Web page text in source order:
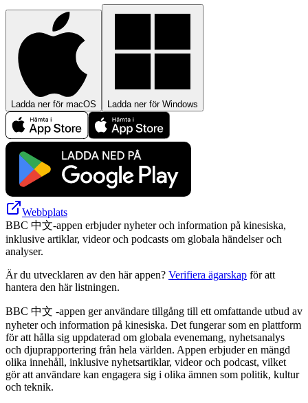
Ladda ner för macOS Ladda ner för Windows
Webbplats
BBC 中文-appen erbjuder nyheter och information på kinesiska,
inklusive artiklar, videor och podcasts om globala händelser och
analyser.
Är du utvecklaren av den här appen? Verifiera ägarskap för att
hantera den här listningen.
BBC 中文 -appen ger användare tillgång till ett omfattande utbud av
nyheter och information på kinesiska. Det fungerar som en plattform
för att hålla sig uppdaterad om globala evenemang, nyhetsanalys
och djuprapportering från hela världen. Appen erbjuder en mängd
olika innehåll, inklusive nyhetsartiklar, videor och podcast, vilket
gör att användare kan engagera sig i olika ämnen som politik, kultur
och teknik.